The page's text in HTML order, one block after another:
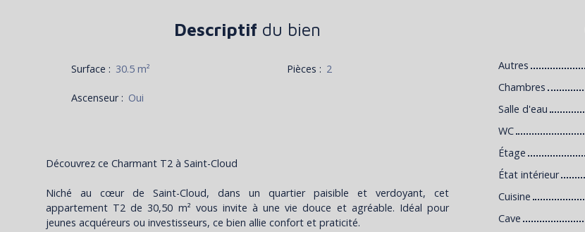
Descriptif du bien
Surface : 30.5 m² Pièces : 2
Ascenseur: Oui
Découvrez ce Charmant T2 à Saint-Cloud
Niché au cœur de Saint-Cloud, dans un quartier paisible et verdoyant, cet
appartement T2 de 30,50 m² vous invite à une vie douce et agréable. Idéal pour
jeunes acquéreurs ou investisseurs, ce bien allie confort et praticité.
Autres
Chambres
Salle d'eau
WC
Étage
État intérieur
Cuisine
Cave